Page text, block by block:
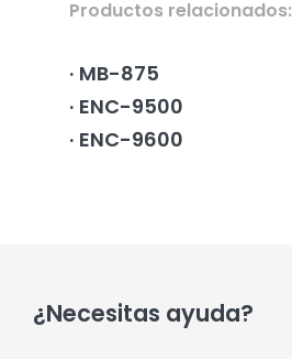
Productos relacionados:
MB-875
ENC-9500
ENC-9600
¿Necesitas ayuda?